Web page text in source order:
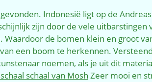
Indonesië ligt op de
zijn door de vele
de bomen klein en groot
een boom te herkennen.
noemen, als je uit dit
schaal van Mosh Zeer mooi en